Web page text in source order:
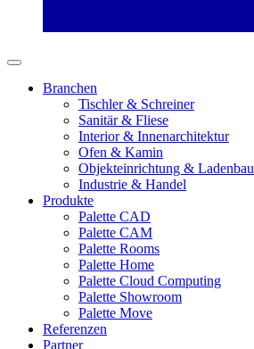
Branchen
Tischler & Schreiner
Sanitär & Fliese
Interior & Innenarchitektur
Ofen & Kamin
Objekteinrichtung & Ladenbau
Industrie & Handel
Produkte
Palette CAD
Palette CAM
Palette Rooms
Palette Home
Palette Cloud Computing
Palette Showroom
Palette Move
Referenzen
Partner